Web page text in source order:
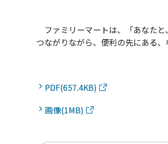
ファミリーマートは、「あなた
つながりながら、便利の先にある、
PDF(657.4KB)
画像(1MB)